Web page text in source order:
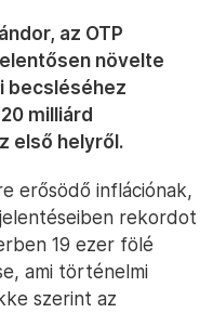
az OTP
növelte
becsléséhez
milliárd
első helyről.
erősödő inflációnak,
rekordot
19 ezer fölé
ami történelmi
szerint az